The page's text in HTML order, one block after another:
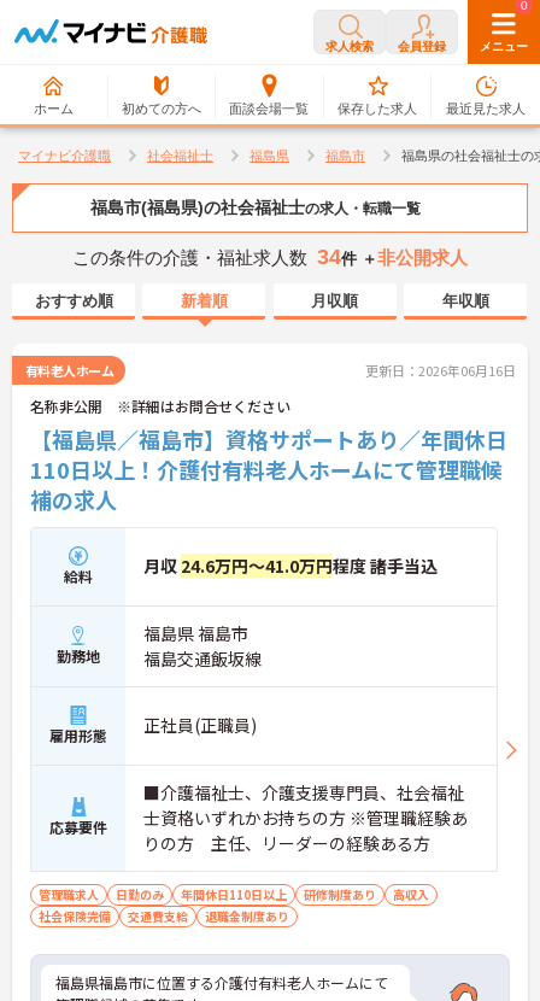
求人検索 会員登録 メニュー
ホーム 初めての方へ 面談会場一覧
0
保存した求人
0
最近見た求人
マイナビ介護職 社会福祉士 福島県 福島市 福島県の社会福祉士の
福島市(福島県)の社会福祉士の求人・転職一覧
この条件の介護・福祉求人数 34件 ＋非公開求人
おすすめ順 新着順 月収順 年収順
有料老人ホーム 更新日：2026年06月16日
名称非公開 ※詳細はお問合せください
【福島県／福島市】資格サポートあり／年間休日
110日以上！介護付有料老人ホームにて管理職候
補の求人
給料 月収 24.6万円～41.0万円程度 諸手当込
勤務地
福島県 福島市
福島交通飯坂線
雇用形態 正社員(正職員)
応募要件
■介護福祉士、介護支援専門員、社会福祉
士資格いずれかお持ちの方 ※管理職経験あ
りの方 主任、リーダーの経験ある方
管理職求人 日勤のみ 年間休日110日以上 研修制度あり
高収入
社会保険完備
交通費支給 退職金制度あり
福島県福島市に位置する介護付有料老人ホームにて